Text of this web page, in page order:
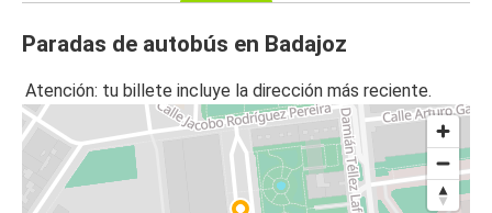
Paradas de autobús en Badajoz
Atención: tu billete incluye la dirección más reciente.